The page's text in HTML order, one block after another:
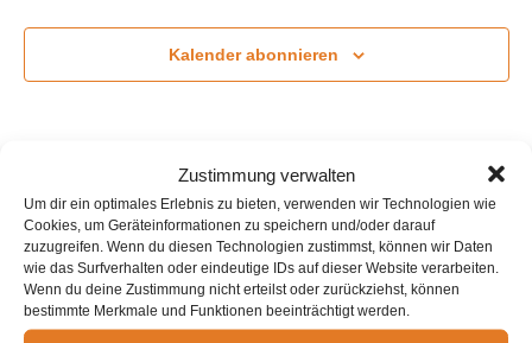
Zustimmung verwalten
Um dir ein optimales Erlebnis zu bieten, verwenden wir Technologien wie
Cookies, um Geräteinformationen zu speichern und/oder darauf
zuzugreifen. Wenn du diesen Technologien zustimmst, können wir Daten
wie das Surfverhalten oder eindeutige IDs auf dieser Website verarbeiten.
Wenn du deine Zustimmung nicht erteilst oder zurückziehst, können
bestimmte Merkmale und Funktionen beeinträchtigt werden.
Kalender abonnieren